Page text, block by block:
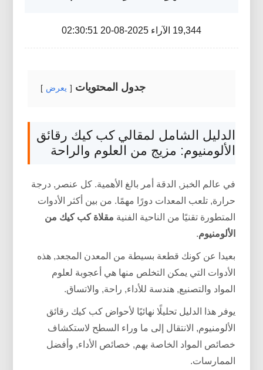
19,344 الآراء 2025-08-20 02:30:51
جدول المحتويات يعرض
الدليل الشامل لمقالي كب كيك رقائق
الألومنيوم: مزيج من العلوم والراحة
في عالم الخبز, الدقة أمر بالغ الأهمية. كل عنصر, درجة
حرارة, تلعب المعدات دورًا مهمًا. من بين أكثر الأدوات
المتطورة تقنيًا من الناحية الفنية مقلاة كب كيك من
الألومنيوم.
بعيدا عن كونك قطعة بسيطة من المعدن المجعد, هذه
الأدوات التي يمكن التخلص منها هي أعجوبة لعلوم
المواد والتصنيع, هندسة للأداء, راحة, والاتساق.
يوفر هذا الدليل تحليلًا نهائيًا لأحواض كب كيك رقائق
الألومنيوم, الانتقال إلى ما وراء السطح لاستكشاف
خصائص المواد الخاصة بهم, خصائص الأداء, وأفضل
الممارسات.